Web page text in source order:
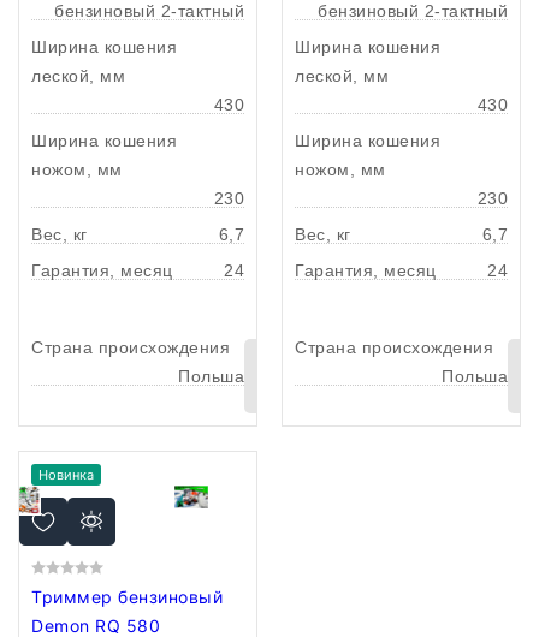
бензиновый 2-тактный
Ширина кошения
леской, мм
430
Ширина кошения
ножом, мм
230
Вес, кг
6,7
Гарантия, месяц
24
Страна происхождения
Польша
корзину
бензиновый 2-тактный
Ширина кошения
леской, мм
430
Ширина кошения
ножом, мм
230
Вес, кг
6,7
Гарантия, месяц
24
Страна происхождения
Польша
Новинка
Триммер бензиновый
Demon RQ 580